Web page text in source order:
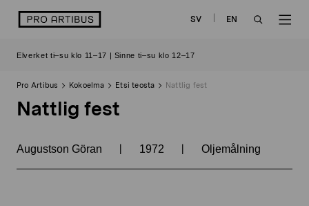
sisältöön
logo SV
EN
Elverket ti–su klo 11–17 | Sinne ti–su klo 12–17
Pro Artibus Kokoelma Etsi teosta Nattlig fest
Nattlig fest
Augustson Göran | 1972 | Oljemålning